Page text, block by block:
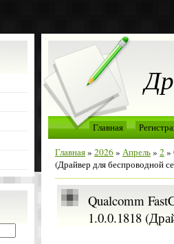
Главная
Главная» 2026» Апрель» 2»
(Драйвер для беспроводной
Qualcomm
1.0.0.1818